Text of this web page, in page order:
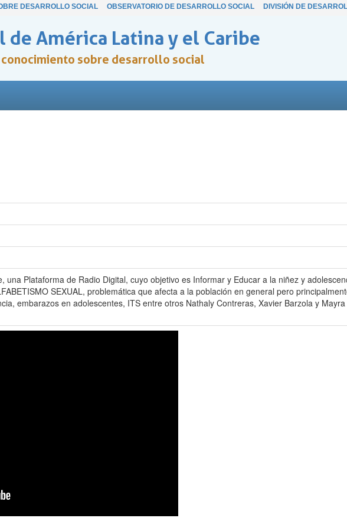
DESARROLLO SOCIAL OBSERVATORIO DE DESARROLLO SOCIAL DIVISIÓN DE
de América Latina y el Caribe
sobre desarrollo social
una Plataforma de Radio Digital, cuyo objetivo es Informar y Educar a la niñez y
SEXUAL, problemática que afecta a la población en general pero
embarazos en adolescentes, ITS entre otros Nathaly Contreras, Xavier Barzola y